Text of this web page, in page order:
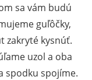
sa vám budú
guľôčky,
zakryté kysnúť.
uzol a oba
spodku spojíme.